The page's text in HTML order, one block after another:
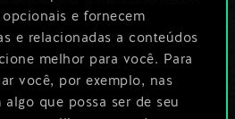
e fornecem
e relacionadas a conteúdos
melhor para você. Para
você, por exemplo, nas
que possa ser de seu
dá para
mais!